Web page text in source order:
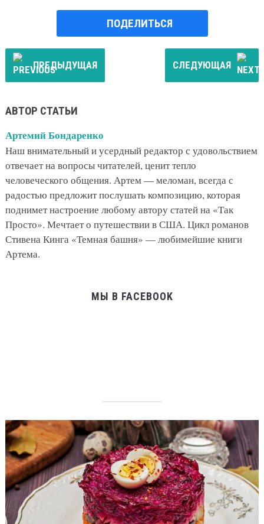
ПОДЕЛИТЬСЯ
ПРЕДЫДУЩАЯ СЛЕДУЮЩАЯ
АВТОР СТАТЬИ
Артемий Бондаренко
Наш внимательный и усердный редактор с удовольствием
отвечает на вопросы читателей, ценит тепло
человеческого общения. Артем — меломан, всегда с
радостью предложит послушать композицию, которая
поднимет настроение любому автору статей на «Так
Просто». Мечтает о путешествии в США. Цикл романов
Стивена Кинга «Темная башня» — любимейшие книги
Артема.
МЫ В FACEBOOK